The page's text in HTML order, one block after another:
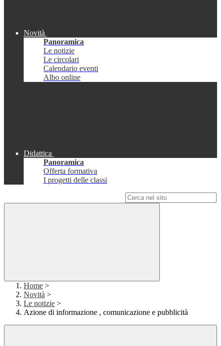
Novità
Panoramica
Le notizie
Le circolari
Calendario eventi
Albo online
Didattica
Panoramica
Offerta formativa
I progetti delle classi
Home >
Novità >
Le notizie >
Azione di informazione , comunicazione e pubblicità